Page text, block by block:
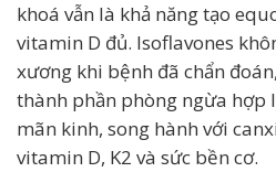
khoá vẫn là khả năng tạo
vitamin D đủ. Isoflavones
xương khi bệnh đã chẩn
thành phần phòng ngừa hợp
mãn kinh, song hành với
vitamin D, K2 và sức bền cơ.